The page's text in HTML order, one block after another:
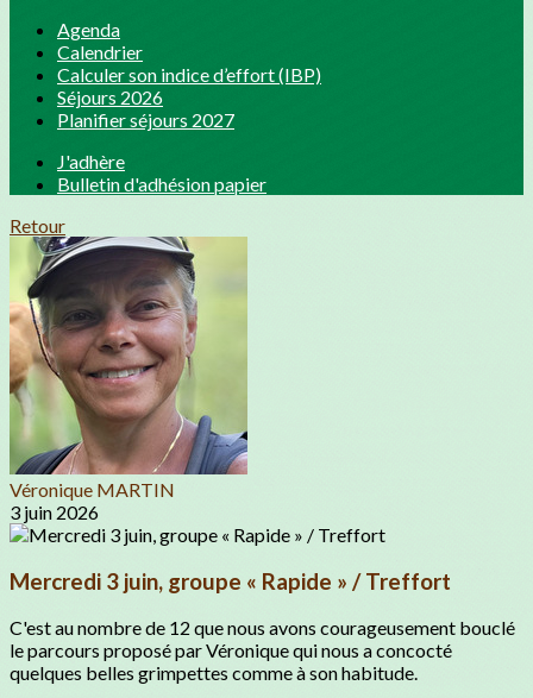
Agenda
Calendrier
Calculer son indice d’effort (IBP)
Séjours 2026
Planifier séjours 2027
J'adhère
Bulletin d'adhésion papier
Retour
Véronique MARTIN
3 juin 2026
Mercredi 3 juin, groupe « Rapide » / Treffort
C'est au nombre de 12 que nous avons courageusement bouclé
le parcours proposé par Véronique qui nous a concocté
quelques belles grimpettes comme à son habitude.